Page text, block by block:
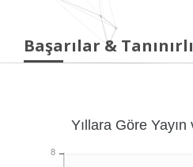
Başarılar &
Yıllara Göre Yayın
8